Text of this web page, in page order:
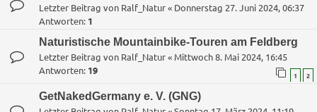
Letzter Beitrag von Ralf_Natur« Donnerstag 27. Juni 2024, 06:37
Antworten: 1
Naturistische Mountainbike-Touren am Feldberg
Letzter Beitrag von Ralf_Natur« Mittwoch 8. Mai 2024, 16:45
Antworten: 19 1 2
GetNakedGermany e. V. (GNG)